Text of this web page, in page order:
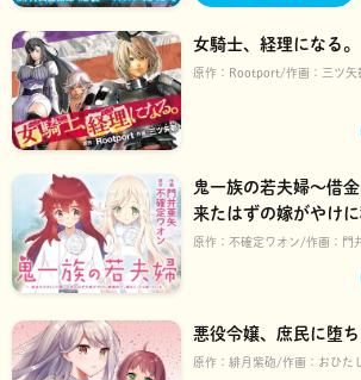
女騎士、経理になる。
原作： Rootport 作画： 三ツ矢
鬼一族の若夫婦～借
来たはずの嫁がやけ
ても困っている～
原作： 不確定ワオン 作画： 門
悪役令嬢、庶民に堕ち
原作： 緋月紫砲 作画： おひた